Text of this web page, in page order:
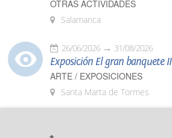
OTRAS ACTIVIDADES
Salamanca
26/06/2026 31/08/2026
Exposición El gran banquete II
ARTE / EXPOSICIONES
Santa Marta de Tormes